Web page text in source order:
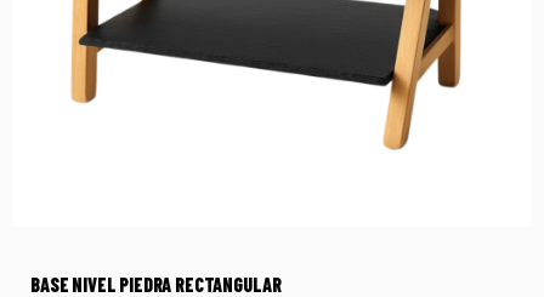
BASE NIVEL PIEDRA RECTANGULAR